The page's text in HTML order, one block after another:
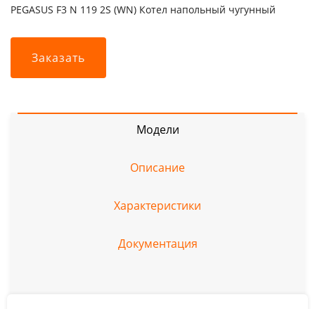
PEGASUS F3 N 119 2S (WN) Котел напольный чугунный
Заказать
Модели
Описание
Характеристики
Документация